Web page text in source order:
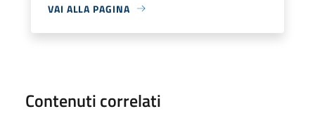
VAI ALLA PAGINA
Contenuti correlati